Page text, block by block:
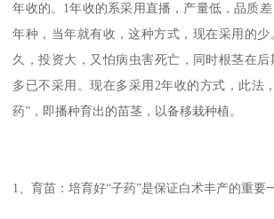
年收的。1年收的系采用直播，产量低，品质
年种，当年就有收，这种方式，现在采用的少
久，投资大，又怕病虫害死亡，同时根茎在后
多已不采用。现在多采用2年收的方式，此法
药”，即播种育出的苗茎，以备移栽种植。
1、育苗：培育好“子药”是保证白术丰产的重要